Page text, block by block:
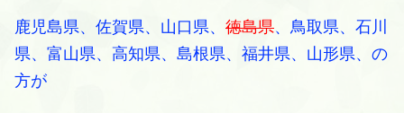
鹿児島県、佐賀県、山口県、 徳島県、鳥取県、石川
県、富山県、高知県、島根県、福井県、山形県、の
方が